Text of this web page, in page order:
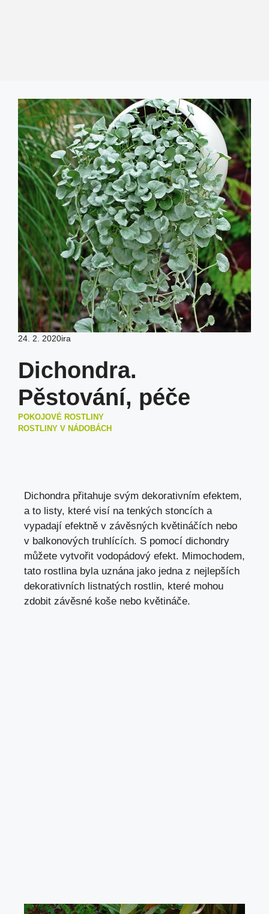
24. 2. 2020ira
Dichondra.
Pěstování, péče
POKOJOVÉ ROSTLINY
ROSTLINY V NÁDOBÁCH
Dichondra přitahuje svým dekorativním efektem,
a to listy, které visí na tenkých stoncích a
vypadají efektně v závěsných květináčích nebo
v balkonových truhlících. S pomocí dichondry
můžete vytvořit vodopádový efekt. Mimochodem,
tato rostlina byla uznána jako jedna z nejlepších
dekorativních listnatých rostlin, které mohou
zdobit závěsné koše nebo květináče.